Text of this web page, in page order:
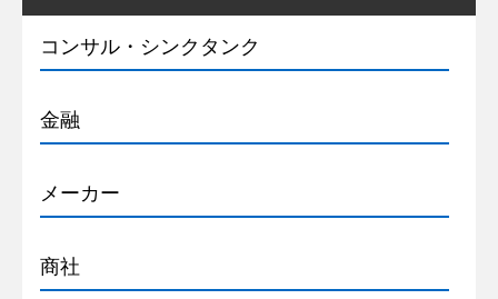
コンサル・シンクタンク
金融
メーカー
商社